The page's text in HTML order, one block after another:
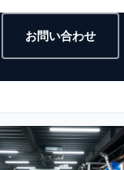
お問い合わせ